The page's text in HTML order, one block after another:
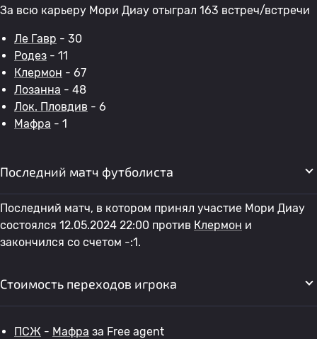
За всю карьеру Мори Диау отыграл 163 встреч/встречи
Ле Гавр - 30
Родез - 11
Клермон - 67
Лозанна - 48
Лок. Пловдив - 6
Мафра - 1
Последний матч футболиста
Последний матч, в котором принял участие Мори Диау
состоялся 12.05.2024 22:00 против Клермон и
закончился со счетом -:1.
Стоимость переходов игрока
ПСЖ - Мафра за Free agent